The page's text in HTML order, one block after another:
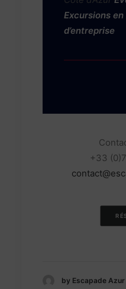
Excursions en
d’entreprise
+33
by Escapade Azur